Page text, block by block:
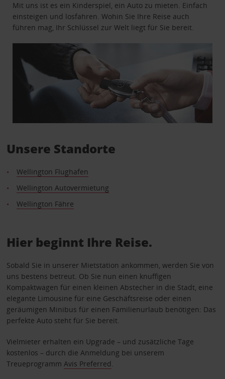
Mit uns ist es ein Kinderspiel, ein Auto zu mieten. Einfach
einsteigen und losfahren. Wohin Sie Ihre Reise auch
führen mag, Ihr Schlüssel zur Welt liegt für Sie bereit.
Unsere Standorte
Wellington Flughafen
Wellington Autovermietung
Wellington Fähre
Hier beginnt Ihre Reise.
Sobald Sie in unserer Mietstation ankommen, werden Sie von
uns bestens betreut. Ob Sie nun einen knuffigen
Kompaktwagen für einen kleinen Abstecher in die Stadt, eine
elegante Limousine für eine Geschäftsreise oder einen
geräumigen Minibus für einen Familienurlaub benötigen: Das
perfekte Auto steht für Sie bereit.
Vielmieter erhalten ein Upgrade – und zusätzliche Tage
kostenlos – durch die Anmeldung bei unserem
Treueprogramm Avis Preferred